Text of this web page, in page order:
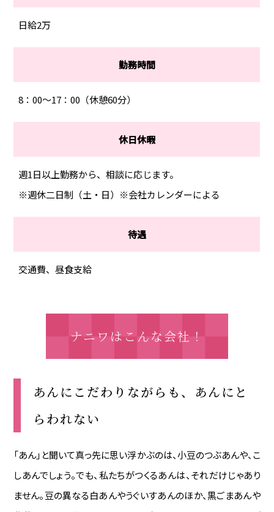
日給2万
勤務時間
8：00～17：00（休憩60分）
休日休暇
週1日以上勤務から、相談に応じます。
※週休二日制（土・日）※会社カレンダーによる
待遇
交通費、昼食支給
ナニワはこんな会社！
あんにこだわりながらも、あんにと
らわれない
「あん」と聞いて真っ先に思い浮かぶのは、小豆のつぶあんや、こ
しあんでしょう。でも、私たちがつくるあんは、それだけじゃあり
ません。豆の異なる白あんやうぐいすあんのほか、黒ごまあんや